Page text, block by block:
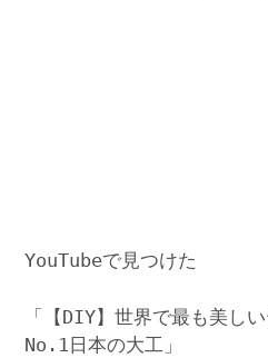
YouTubeで見つけた
「【DIY】世界で最も美し
No.1日本の大工」